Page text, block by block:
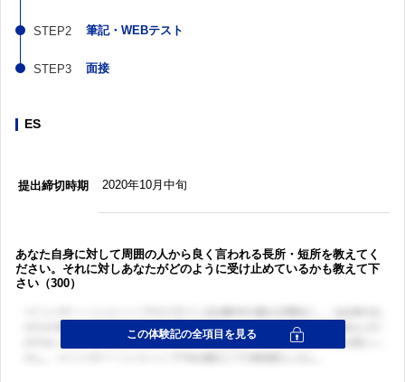
筆記・WEBテスト
面接
ES
提出締切時期 2020年10月中旬
あなた自身に対して周囲の人から良く言われる長所・短所を教えてく
ださい。それに対しあなたがどのように受け止めているかも教えて下
さい（300）